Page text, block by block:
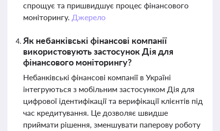
спрощує та пришвидшує процес фінансового
моніторингу. Джерело
Як небанківські фінансові компанії
використовують застосунок Дія для
фінансового моніторингу?
Небанківські фінансові компанії в Україні
інтегруються з мобільним застосунком Дія для
цифрової ідентифікації та верифікації клієнтів під
час кредитування. Це дозволяє швидше
приймати рішення, зменшувати паперову роботу